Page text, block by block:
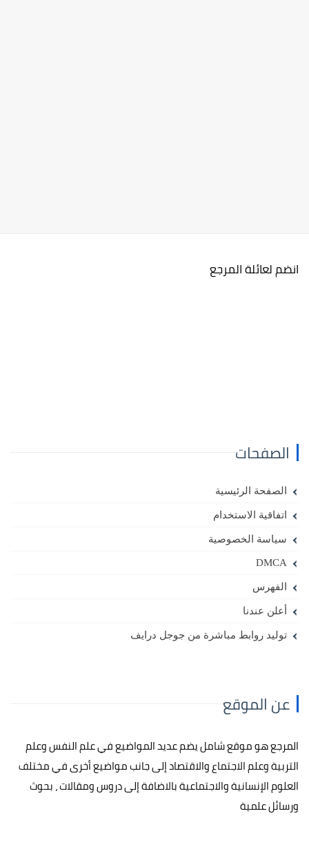
انضم لعائلة المرجع
الصفحات
الصفحة الرئيسية
اتفاقية الاستخدام
سياسة الخصوصية
DMCA
الفهرس
أعلن عندنا
توليد روابط مباشرة من جوجل درايف
عن الموقع
المرجع هو موقع شامل يضم عديد المواضيع في علم النفس وعلم
التربية وعلم الاجتماع والاقتصاد إلى جانب مواضيع أخرى في مختلف
العلوم الإنسانية والاجتماعية بالاضافة إلى دروس ومقالات ، بحوث
ورسائل علمية